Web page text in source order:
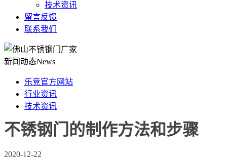
技术资讯
留言反馈
联系我们
新闻动态News
乐竞官方网站
行业资讯
技术资讯
不锈钢门的制作方法和步骤
2020-12-22